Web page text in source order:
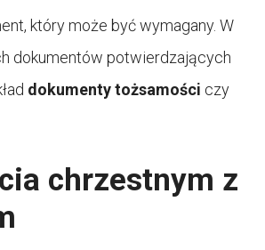
który może być wymagany. W
dokumentów potwierdzających
dokumenty tożsamości czy
chrzestnym z